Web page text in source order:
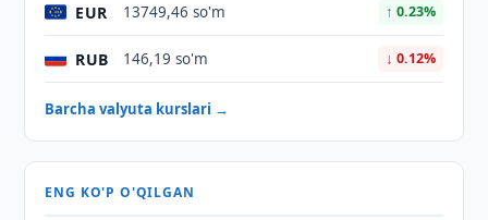
EUR 13749,46 so'm ↑ 0.23%
RUB 146,19 so'm ↓ 0.12%
Barcha valyuta kurslari →
ENG KO'P O'QILGAN